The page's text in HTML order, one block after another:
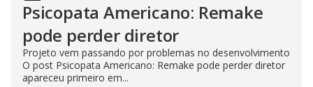
Psicopata Americano: Remake
pode perder diretor
Projeto vem passando por problemas no desenvolvimento
O post Psicopata Americano: Remake pode perder diretor
apareceu primeiro em...